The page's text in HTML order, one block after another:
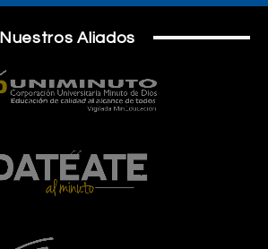
Nuestros Aliados